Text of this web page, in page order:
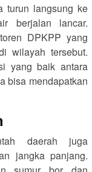
turun langsung ke
berjalan lancar.
DPKPP yang
wilayah tersebut.
yang baik antara
bisa mendapatkan
daerah juga
jangka panjang.